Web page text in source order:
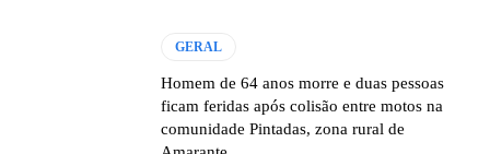
GERAL
Homem de 64 anos morre e duas pessoas
ficam feridas após colisão entre motos na
comunidade Pintadas, zona rural de